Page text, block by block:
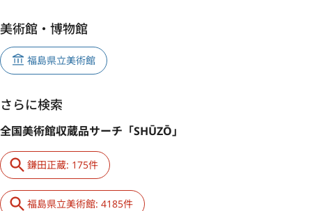
美術館・博物館
福島県立美術館
さらに検索
全国美術館収蔵品サーチ「SHŪZŌ」
鎌田正蔵: 175件
福島県立美術館: 4185件